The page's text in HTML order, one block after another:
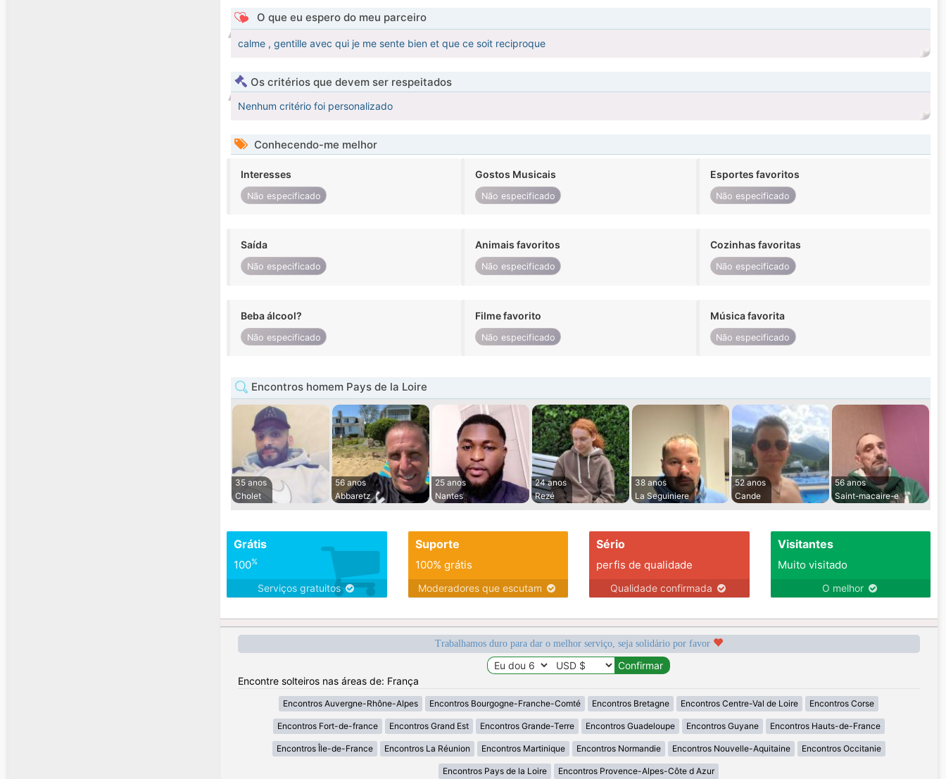
O que eu espero do meu parceiro
calme , gentille avec qui je me sente bien et que ce soit reciproque
Os critérios que devem ser respeitados
Nenhum critério foi personalizado
Conhecendo-me melhor
Interesses
Não especificado
Gostos Musicais
Não especificado
Esportes favoritos
Não especificado
Saída
Não especificado
Animais favoritos
Não especificado
Cozinhas favoritas
Não especificado
Beba álcool?
Não especificado
Filme favorito
Não especificado
Música favorita
Não especificado
Encontros homem Pays de la Loire
35 anos
Cholet
56 anos
Abbaretz
25 anos
Nantes
24 anos
Rezé
38 anos
La Seguiniere
52 anos
Cande
56 anos
Saint-macaire-e
Grátis
100%
Serviços gratuitos
Suporte
100% grátis
Moderadores que escutam
Sério
perfis de qualidade
Qualidade confirmada
Visitantes
Muito visitado
O melhor
Trabalhamos duro para dar o melhor serviço, seja solidário por favor
Encontre solteiros nas áreas de: França
Encontros Auvergne-Rhône-Alpes Encontros Bourgogne-Franche-Comté Encontros Bretagne Encontros Centre-Val de Loire Encontros Corse
Encontros Fort-de-france Encontros Grand Est Encontros Grande-Terre Encontros Guadeloupe Encontros Guyane Encontros Hauts-de-France
Encontros Île-de-France Encontros La Réunion Encontros Martinique Encontros Normandie Encontros Nouvelle-Aquitaine Encontros Occitanie
Encontros Pays de la Loire Encontros Provence-Alpes-Côte d Azur